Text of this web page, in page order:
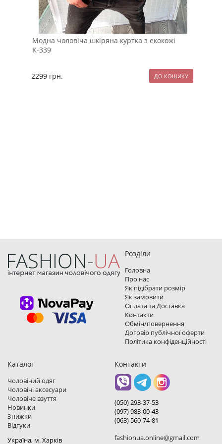
Модна чоловіча шкіряна куртка з екокожі
К-339
2299 грн.
Розділи
Головна
Про нас
Як підібрати розмір
Як замовити
Оплата та Доставка
Контакти
Обмін/повернення
Договір публічної оферти
Політика конфіденційності
Каталог
Чоловічий одяг
Чоловічі аксесуари
Чоловіче взуття
Новинки
Знижки
Відгуки
Україна, м. Харкiв
Контакти
(050) 293-37-53
(097) 983-00-43
(063) 560-74-81
fashionua.online@gmail.com